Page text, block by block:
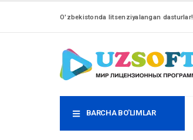
O'zbekistonda litsenziyalangan dasturlar!
BARCHA BO'LIMLAR